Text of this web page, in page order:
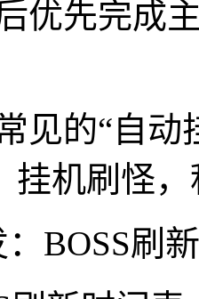
优先完成
见的“自动
挂机刷怪
BOSS刷